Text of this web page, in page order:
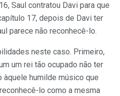
Saul contratou Davi para que
17, depois de Davi ter
parece não reconhecê-lo.
neste caso. Primeiro,
um rei tão ocupado não ter
humilde músico que
lo como a mesma